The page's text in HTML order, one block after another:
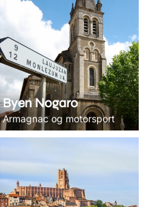
Byen Nogaro
Armagnac og motorsport